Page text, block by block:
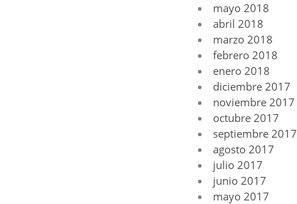
mayo 2018
abril 2018
marzo 2018
febrero 2018
enero 2018
diciembre 2017
noviembre 2017
octubre 2017
septiembre 2017
agosto 2017
julio 2017
junio 2017
mayo 2017